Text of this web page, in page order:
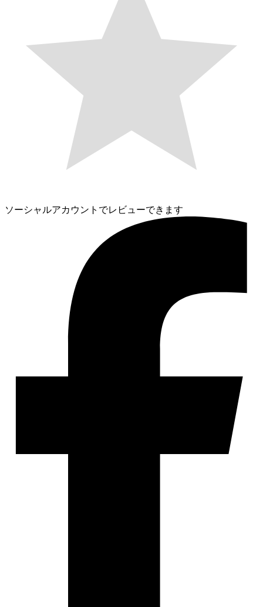
ソーシャルアカウントでレビューできます